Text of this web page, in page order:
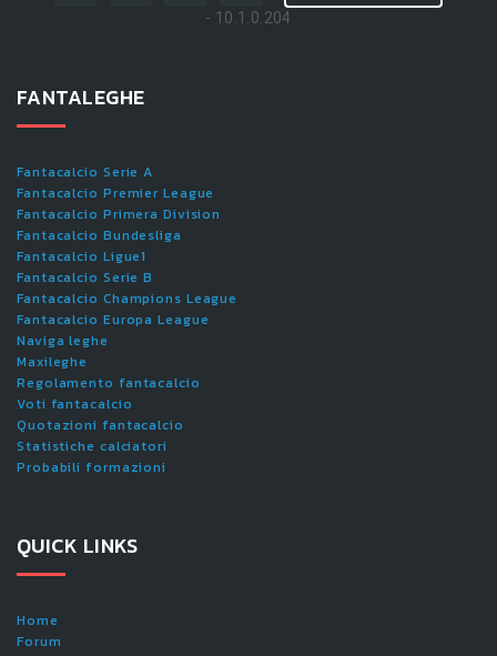
- 10.1.0.204
FANTALEGHE
Fantacalcio Serie A
Fantacalcio Premier League
Fantacalcio Primera Division
Fantacalcio Bundesliga
Fantacalcio Ligue1
Fantacalcio Serie B
Fantacalcio Champions League
Fantacalcio Europa League
Naviga leghe
Maxileghe
Regolamento fantacalcio
Voti fantacalcio
Quotazioni fantacalcio
Statistiche calciatori
Probabili formazioni
QUICK LINKS
Home
Forum